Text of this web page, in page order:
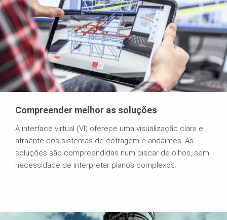
Compreender melhor as soluções
A interface virtual (VI) oferece uma visualização clara e
atraente dos sistemas de cofragem e andaimes. As
soluções são compreendidas num piscar de olhos, sem
necessidade de interpretar planos complexos.